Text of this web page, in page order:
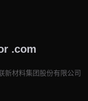
.com
新材料集团股份有限公司